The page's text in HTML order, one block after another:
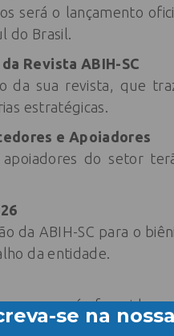
será o lançamento
do Brasil.
Revista ABIH-SC
da sua revista, que
estratégicas.
e Apoiadores
do setor
da ABIH-SC para o
da entidade.
ouro, será oferecido
conquistas do ano.